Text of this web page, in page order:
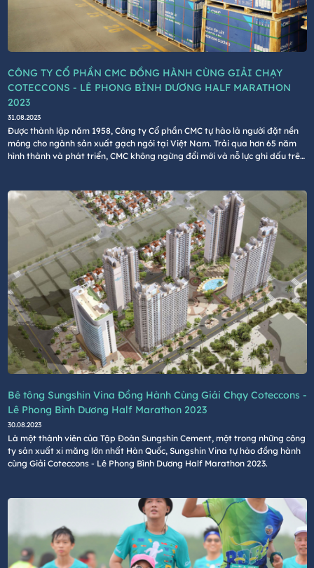
CÔNG TY CỔ PHẦN CMC ĐỒNG HÀNH CÙNG GIẢI CHẠY
COTECCONS - LÊ PHONG BÌNH DƯƠNG HALF MARATHON
2023
31.08.2023
Được thành lập năm 1958, Công ty Cổ phần CMC tự hào là người đặt nền
móng cho ngành sản xuất gạch ngói tại Việt Nam. Trải qua hơn 65 năm
hình thành và phát triển, CMC không ngừng đổi mới và nỗ lực ghi dấu trên
Bê tông Sungshin Vina Đồng Hành Cùng Giải Chạy Coteccons -
Lê Phong Bình Dương Half Marathon 2023
30.08.2023
Là một thành viên của Tập Đoàn Sungshin Cement, một trong những công
ty sản xuất xi măng lớn nhất Hàn Quốc, Sungshin Vina tự hào đồng hành
cùng Giải Coteccons - Lê Phong Bình Dương Half Marathon 2023.